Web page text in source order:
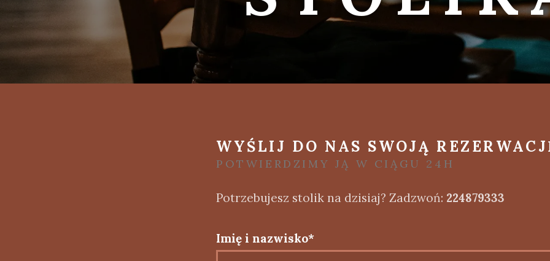
WYŚLIJ DO NAS SWOJĄ
POTWIERDZIMY JĄ W CIĄGU 24H
Potrzebujesz stolik na dzisiaj? Zadzwoń: 224879333
Imię i nazwisko*